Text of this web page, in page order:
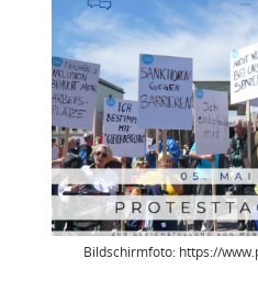
Bildschirmfoto: https://